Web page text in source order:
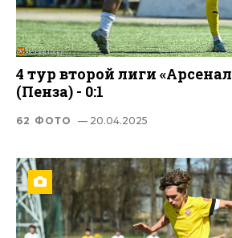
4 тур второй лиги
(Пенза) - 0:1
62 ФОТО — 20.04.2025